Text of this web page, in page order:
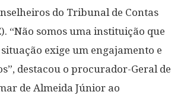
do Tribunal de Contas
“Não somos uma instituição que
exige um engajamento e
destacou o procurador-Geral de
de Almeida Júnior ao